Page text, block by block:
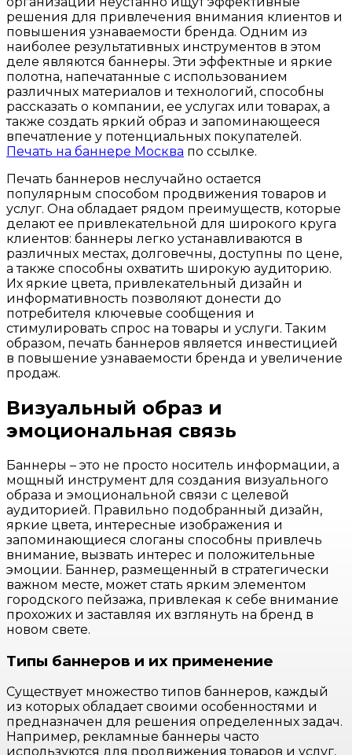
решения для привлечения внимания клиентов и
повышения узнаваемости бренда. Одним из
наиболее результативных инструментов в этом
деле являются баннеры. Эти эффектные и яркие
полотна, напечатанные с использованием
различных материалов и технологий, способны
рассказать о компании, ее услугах или товарах, а
также создать яркий образ и запоминающееся
впечатление у потенциальных покупателей.
Печать на баннере Москва по ссылке.
Печать баннеров неслучайно остается
популярным способом продвижения товаров и
услуг. Она обладает рядом преимуществ, которые
делают ее привлекательной для широкого круга
клиентов: баннеры легко устанавливаются в
различных местах, долговечны, доступны по цене,
а также способны охватить широкую аудиторию.
Их яркие цвета, привлекательный дизайн и
информативность позволяют донести до
потребителя ключевые сообщения и
стимулировать спрос на товары и услуги. Таким
образом, печать баннеров является инвестицией
в повышение узнаваемости бренда и увеличение
продаж.
Визуальный образ и
эмоциональная связь
Баннеры – это не просто носитель информации, а
мощный инструмент для создания визуального
образа и эмоциональной связи с целевой
аудиторией. Правильно подобранный дизайн,
яркие цвета, интересные изображения и
запоминающиеся слоганы способны привлечь
внимание, вызвать интерес и положительные
эмоции. Баннер, размещенный в стратегически
важном месте, может стать ярким элементом
городского пейзажа, привлекая к себе внимание
прохожих и заставляя их взглянуть на бренд в
новом свете.
Типы баннеров и их применение
Существует множество типов баннеров, каждый
из которых обладает своими особенностями и
предназначен для решения определенных задач.
Например, рекламные баннеры часто
используются для продвижения товаров и услуг,